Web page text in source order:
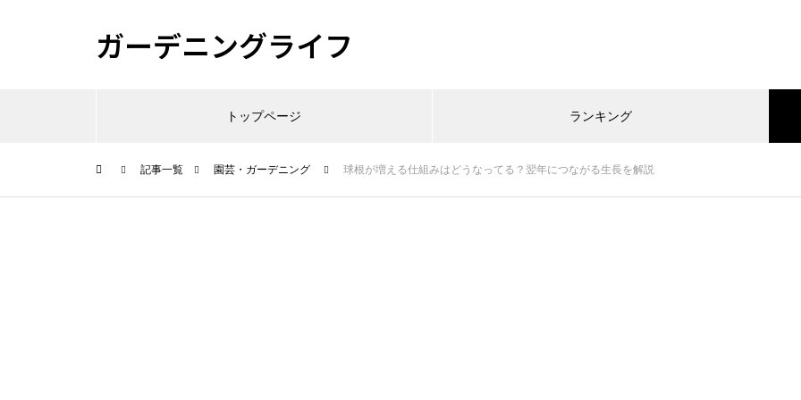
ガーデニングライフ
トップページ ランキング
記事一覧 園芸・ガーデニング 球根が増える仕組みはどうなってる？翌年につながる生長を解説